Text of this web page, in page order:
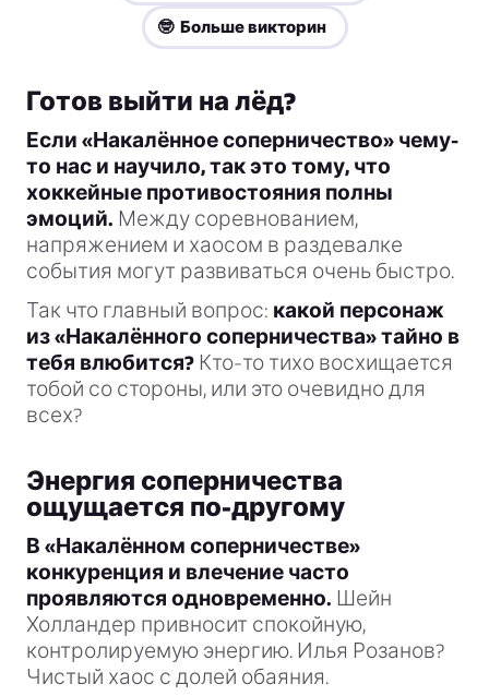
🤓 Больше викторин
Готов выйти на лёд?
Если «Накалённое соперничество» чему-
то нас и научило, так это тому, что
хоккейные противостояния полны
эмоций. Между соревнованием,
напряжением и хаосом в раздевалке
события могут развиваться очень быстро.
Так что главный вопрос: какой персонаж
из «Накалённого соперничества» тайно в
тебя влюбится? Кто-то тихо восхищается
тобой со стороны, или это очевидно для
всех?
Энергия соперничества
ощущается по-другому
В «Накалённом соперничестве»
конкуренция и влечение часто
проявляются одновременно. Шейн
Холландер привносит спокойную,
контролируемую энергию. Илья Розанов?
Чистый хаос с долей обаяния.